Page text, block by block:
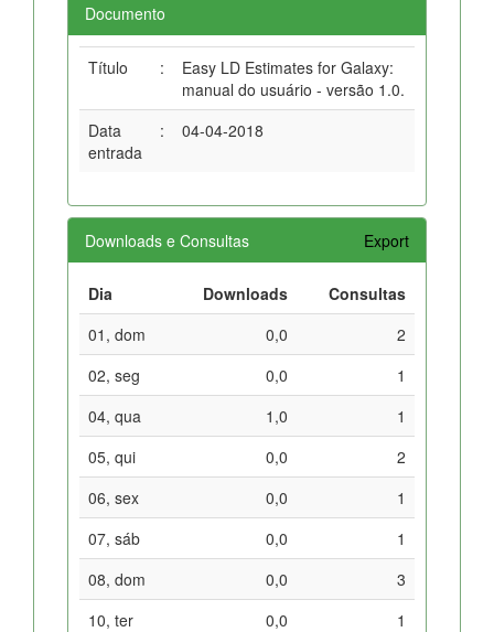
Documento
Título :
Easy LD Estimates for Galaxy:
manual do usuário - versão 1.0.
Data
entrada
: 04-04-2018
Downloads e Consultas Export
Dia Downloads
Consultas
01, dom
0,0
2
02, seg
0,0
1
04, qua
1,0
1
05, qui
0,0
2
06, sex
0,0
1
07, sáb
0,0
1
08, dom
0,0
3
10, ter
0,0
1